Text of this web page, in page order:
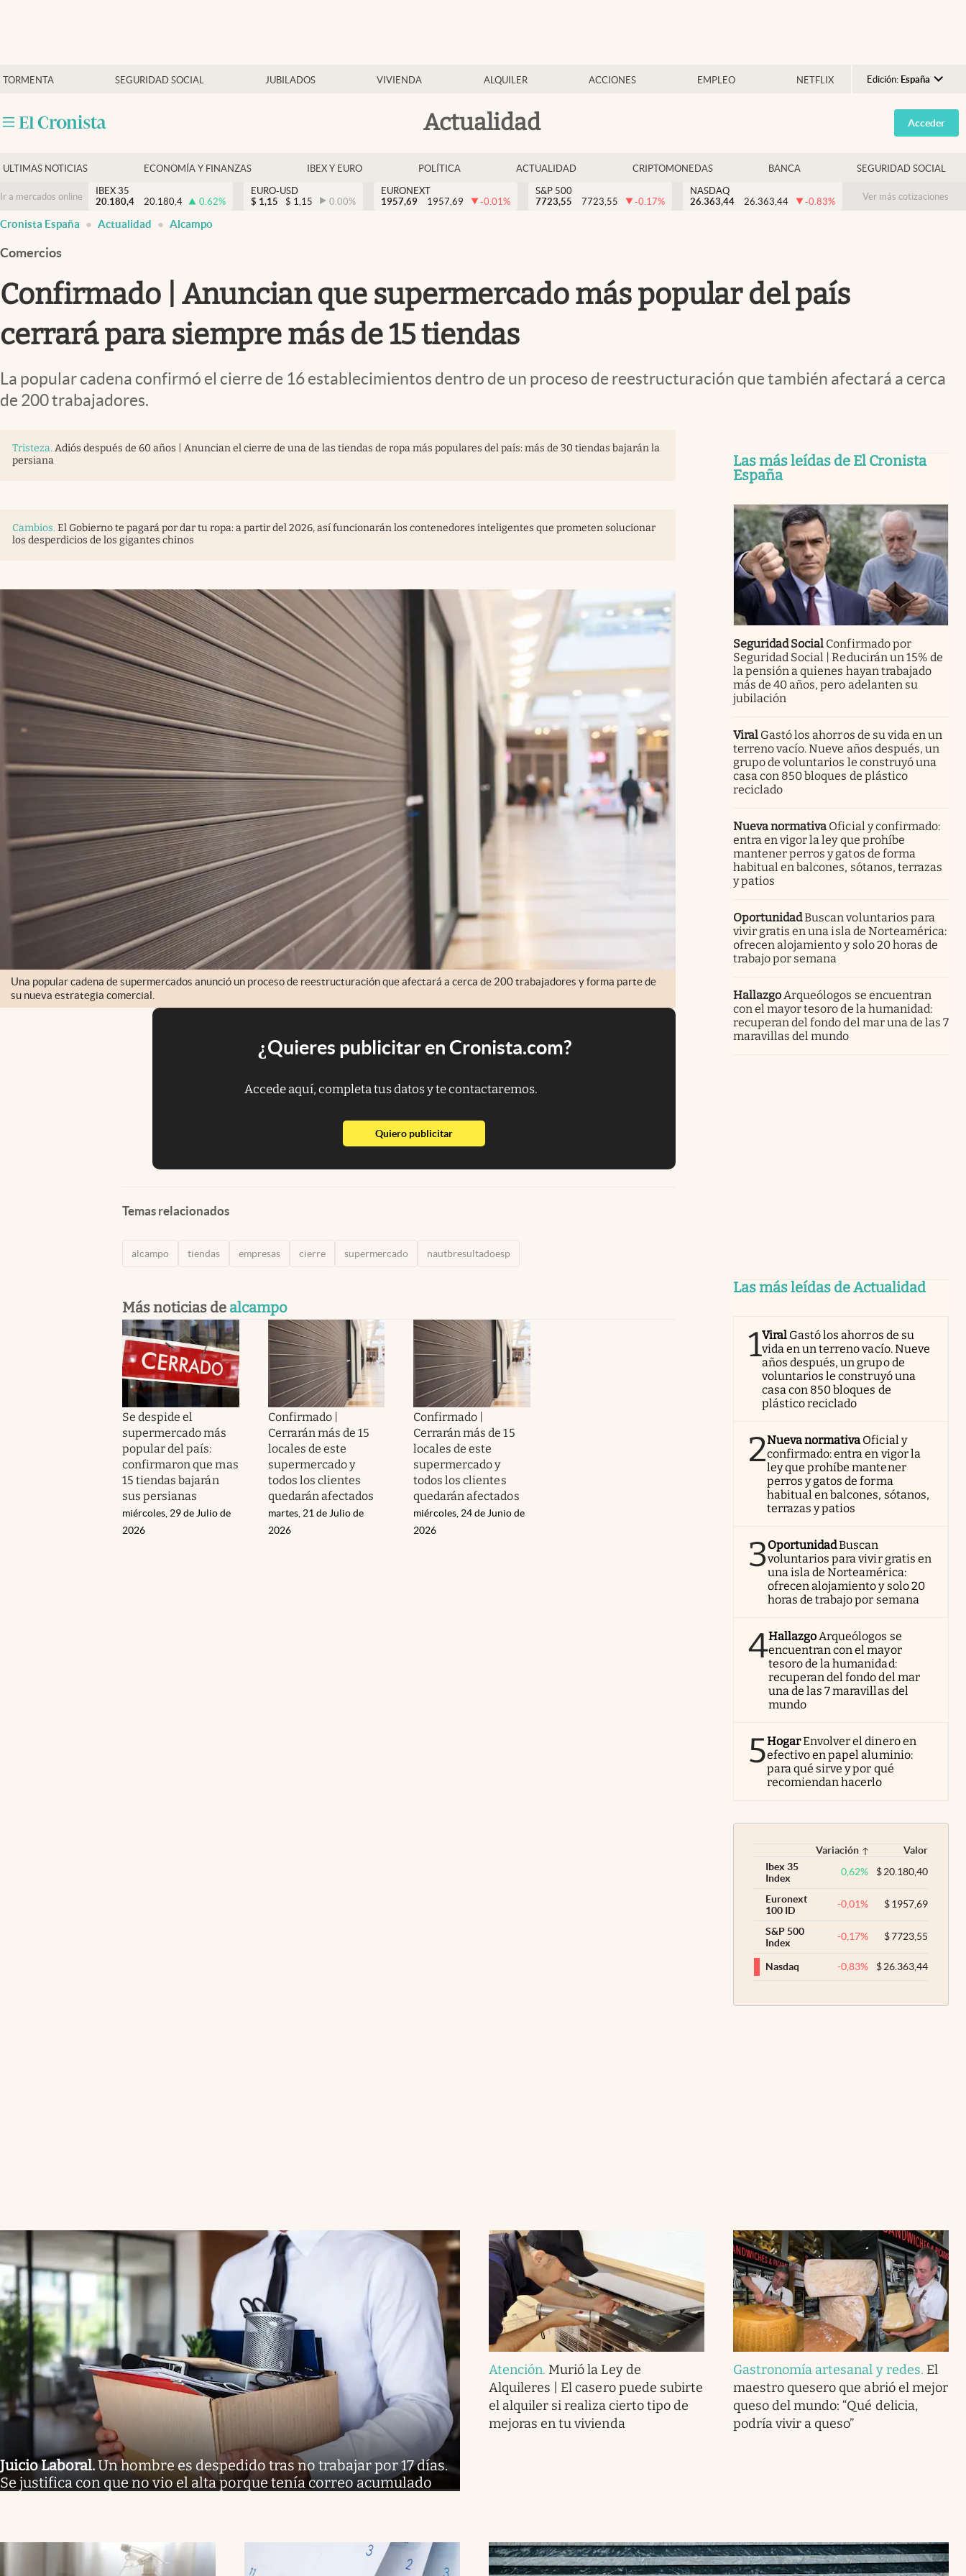
TORMENTA SEGURIDAD SOCIAL JUBILADOS VIVIENDA ALQUILER ACCIONES EMPLEO NETFLIX Edición: España
Argentina
España
USA
Colombia
Actualidad
Economía y finanzas
Criptomonedas
Acceder
ULTIMAS NOTICIAS ECONOMÍA Y FINANZAS IBEX Y EURO POLÍTICA ACTUALIDAD CRIPTOMONEDAS BANCA SEGURIDAD SOCIAL
Ir a mercados online
IBEX 35
20.180,4
20.180,4 0.62%
EURO-USD
$ 1,15 $ 1,15 0.00%
EURONEXT
1957,69
1957,69 -0.01%
S&P 500
7723,55
7723,55 -0.17%
NASDAQ
26.363,44
26.363,44 -0.83% Ver más cotizaciones
Cronista España Actualidad Alcampo
Comercios
Confirmado | Anuncian que supermercado más popular del país
cerrará para siempre más de 15 tiendas
La popular cadena confirmó el cierre de 16 establecimientos dentro de un proceso de reestructuración que también afectará a cerca
de 200 trabajadores.
Tristeza. Adiós después de 60 años | Anuncian el cierre de una de las tiendas de ropa más populares del país: más de 30 tiendas bajarán la
persiana
Cambios. El Gobierno te pagará por dar tu ropa: a partir del 2026, así funcionarán los contenedores inteligentes que prometen solucionar
los desperdicios de los gigantes chinos
Una popular cadena de supermercados anunció un proceso de reestructuración que afectará a cerca de 200 trabajadores y forma parte de
su nueva estrategia comercial.
¿Quieres publicitar en Cronista.com?
Accede aquí, completa tus datos y te contactaremos.
Quiero publicitarabre en nueva pestaña
Temas relacionados
alcampo tiendas empresas cierre supermercado nautbresultadoesp
Más noticias de alcampo
Se despide el
supermercado más
popular del país:
confirmaron que mas
15 tiendas bajarán
sus persianas
miércoles, 29 de Julio de
2026
Confirmado |
Cerrarán más de 15
locales de este
supermercado y
todos los clientes
quedarán afectados
martes, 21 de Julio de
2026
Confirmado |
Cerrarán más de 15
locales de este
supermercado y
todos los clientes
quedarán afectados
miércoles, 24 de Junio de
2026
Las más leídas de El Cronista
España
Seguridad Social Confirmado por
Seguridad Social | Reducirán un 15% de
la pensión a quienes hayan trabajado
más de 40 años, pero adelanten su
jubilación
Viral Gastó los ahorros de su vida en un
terreno vacío. Nueve años después, un
grupo de voluntarios le construyó una
casa con 850 bloques de plástico
reciclado
Nueva normativa Oficial y confirmado:
entra en vigor la ley que prohíbe
mantener perros y gatos de forma
habitual en balcones, sótanos, terrazas
y patios
OportunidadBuscan voluntarios para
vivir gratis en una isla de Norteamérica:
ofrecen alojamiento y solo 20 horas de
trabajo por semana
HallazgoArqueólogos se encuentran
con el mayor tesoro de la humanidad:
recuperan del fondo del mar una de las 7
maravillas del mundo
Las más leídas de Actualidad
1Viral Gastó los ahorros de su
vida en un terreno vacío. Nueve
años después, un grupo de
voluntarios le construyó una
casa con 850 bloques de
plástico reciclado
2Nueva normativa Oficial y
confirmado: entra en vigor la
ley que prohíbe mantener
perros y gatos de forma
habitual en balcones, sótanos,
terrazas y patios
3OportunidadBuscan
voluntarios para vivir gratis en
una isla de Norteamérica:
ofrecen alojamiento y solo 20
horas de trabajo por semana
4HallazgoArqueólogos se
encuentran con el mayor
tesoro de la humanidad:
recuperan del fondo del mar
una de las 7 maravillas del
mundo
5HogarEnvolver el dinero en
efectivo en papel aluminio:
para qué sirve y por qué
recomiendan hacerlo
Variación
Valor
Ibex 35
Index
0,62% $20.180,40
Euronext
100 ID
-0,01% $1957,69
S&P 500
Index
-0,17% $7723,55
Nasdaq -0,83% $26.363,44
Juicio Laboral.Un hombre es despedido tras no trabajar por 17 días.
Se justifica con que no vio el alta porque tenía correo acumulado
Atención. Murió la Ley de
Alquileres | El casero puede subirte
el alquiler si realiza cierto tipo de
mejoras en tu vivienda
Gastronomía artesanal y redes. El
maestro quesero que abrió el mejor
queso del mundo: “Qué delicia,
podría vivir a queso”